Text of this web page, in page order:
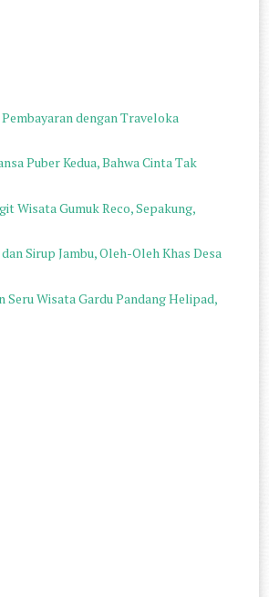
Pembayaran dengan Traveloka
Puber Kedua, Bahwa Cinta Tak
Wisata Gumuk Reco, Sepakung,
Sirup Jambu, Oleh-Oleh Khas Desa
Seru Wisata Gardu Pandang Helipad,